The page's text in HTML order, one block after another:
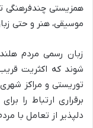
همزیستی چندفرهنگی
موسیقی، هنر و حتی
زبان رسمی مردم
شوند که اکثریت
توریستی و مراکز
برقراری ارتباط را
دلپذیر از تعامل با